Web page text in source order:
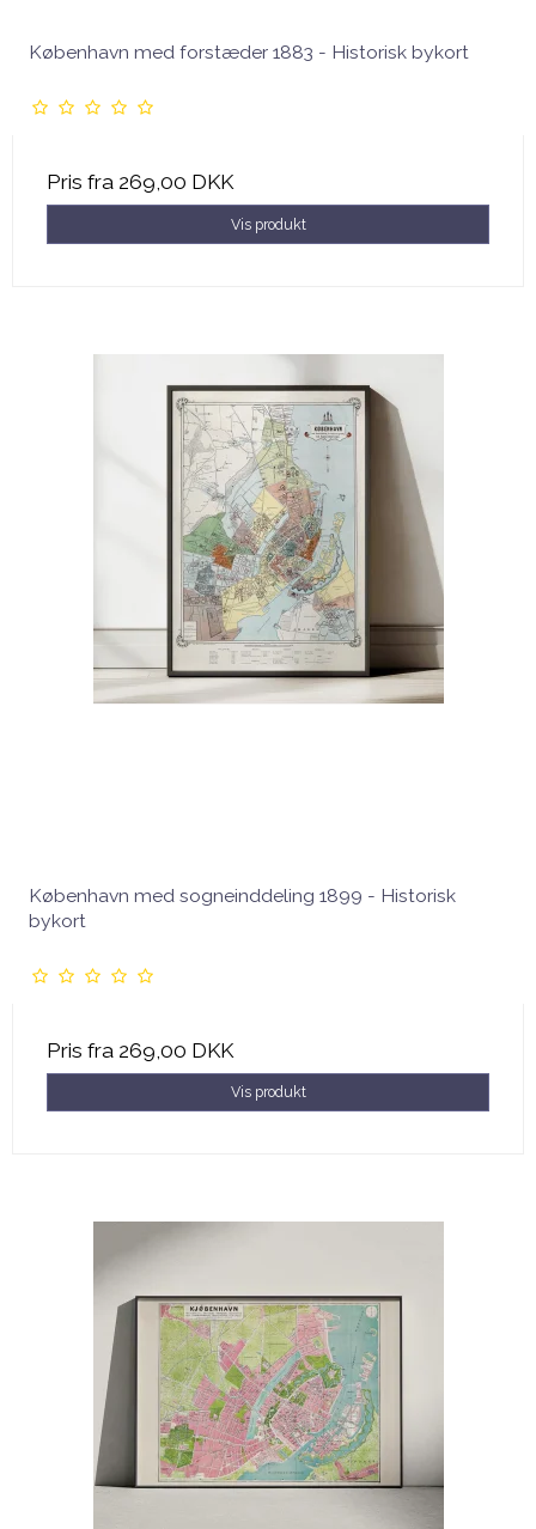
København med forstæder 1883 - Historisk bykort
Pris fra 269,00 DKK
Vis produkt
København med sogneinddeling 1899 - Historisk
bykort
Pris fra 269,00 DKK
Vis produkt